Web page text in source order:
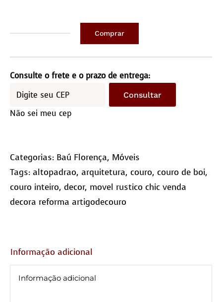
Florença
quantidade
Comprar
Consulte o frete e o prazo de entrega:
Consultar
Não sei meu cep
Categorias: Baú Florença, Móveis
Tags: altopadrao, arquitetura, couro, couro de boi,
couro inteiro, decor, movel rustico chic venda
decora reforma artigodecouro
Informação adicional
Informação adicional